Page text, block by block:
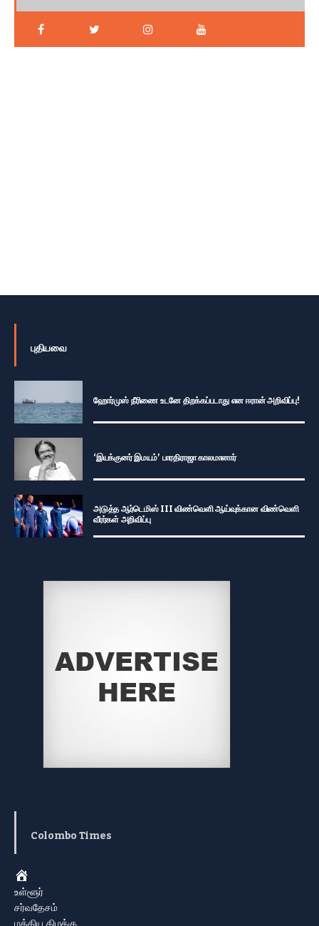
புதியவை
ஹோர்முஸ் நீரிணை உடனே திறக்கப்படாது என ஈரான் அறிவிப்பு!
‘இயக்குனர் இமயம்’ பாரதிராஜா காலமானார்
அடுத்த ஆர்டெமிஸ் III விண்வெளி ஆய்வுக்கான விண்வெளி
வீரர்கள் அறிவிப்பு
Colombo Times
உள்ளூர்
சர்வதேசம்
மத்திய கிழக்கு